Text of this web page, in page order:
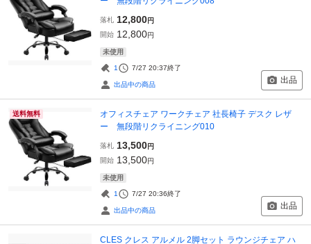
落札 12,800円
開始 12,800円
未使用
1 7/27 20:37終了
出品中の商品 出品
送料無料
オフィスチェア ワークチェア 社長椅子 デスク レザ
ー 無段階リクライニング010
落札 13,500円
開始 13,500円
未使用
1 7/27 20:36終了
出品中の商品 出品
CLES クレス アルメル 2脚セット ラウンジチェア ハ